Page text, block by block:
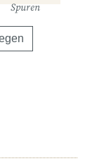
Spuren